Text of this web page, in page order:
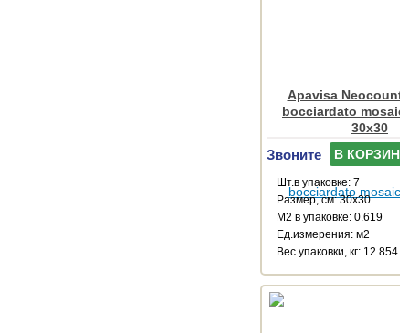
Apavisa
bocciardato
30x30
Звоните В КОРЗИНУ
Шт.в упаковке: 7
Размер, см: 30x30
М2 в упаковке: 0.619
Ед.измерения: м2
Веc упаковки, кг: 12.854